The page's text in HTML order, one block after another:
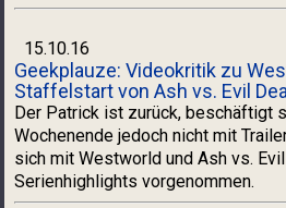
15.10.16
Geekplauze: Videokritik zu
Staffelstart von Ash vs. Evil
Der Patrick ist zurück, beschäftigt
Wochenende jedoch nicht mit
sich mit Westworld und Ash vs.
Serienhighlights vorgenommen.